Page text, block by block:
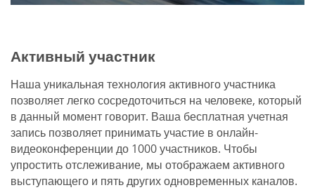
Активный участник
Наша уникальная технология активного участника
позволяет легко сосредоточиться на человеке, который
в данный момент говорит. Ваша бесплатная учетная
запись позволяет принимать участие в онлайн-
видеоконференции до 1000 участников. Чтобы
упростить отслеживание, мы отображаем активного
выступающего и пять других одновременных каналов.